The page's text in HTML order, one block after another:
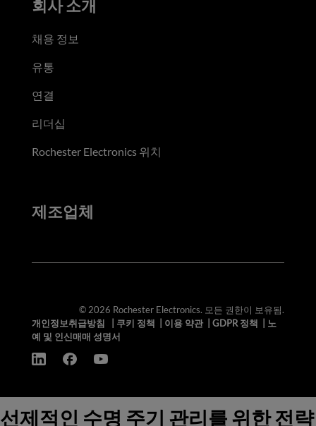
회사 소개
채용 정보
유통
연결
리더십
Rochester Electronics 위치
제조업체
© 2026 Rochester Electronics. 모든 권한이 보유됨.
개인정보취급방침
쿠키 정책 이용 약관| GDPR 정책
노
예 및 인신매매 성명서
선제적인 수명 주기 관리를 위한 전략